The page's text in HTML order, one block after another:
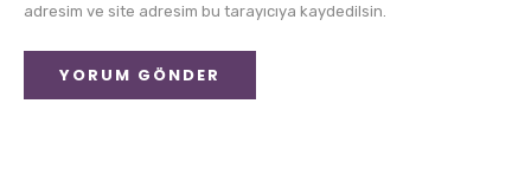
adresim ve site adresim bu tarayıcıya kaydedilsin.